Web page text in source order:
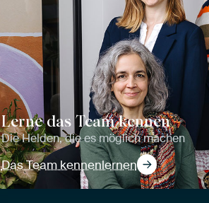
Lerne das Team kennen
Die Helden, die es möglich machen
Das Team kennenlernen